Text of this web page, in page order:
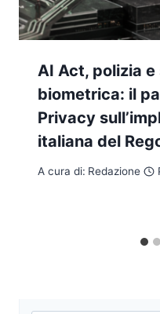
AI Act, polizia
biometrica: il
Privacy
italiana del
A cura di: Redazione